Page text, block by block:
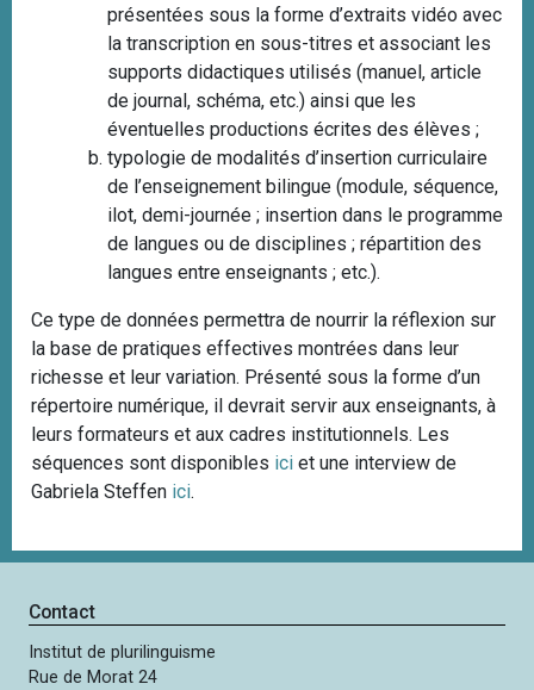
présentées sous la forme d’extraits vidéo avec
la transcription en sous-titres et associant les
supports didactiques utilisés (manuel, article
de journal, schéma, etc.) ainsi que les
éventuelles productions écrites des élèves ;
typologie de modalités d’insertion curriculaire
de l’enseignement bilingue (module, séquence,
ilot, demi-journée ; insertion dans le programme
de langues ou de disciplines ; répartition des
langues entre enseignants ; etc.).
Ce type de données permettra de nourrir la réflexion sur
la base de pratiques effectives montrées dans leur
richesse et leur variation. Présenté sous la forme d’un
répertoire numérique, il devrait servir aux enseignants, à
leurs formateurs et aux cadres institutionnels. Les
séquences sont disponibles ici et une interview de
Gabriela Steffen ici.
Contact
Institut de plurilinguisme
Rue de Morat 24